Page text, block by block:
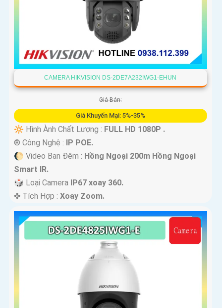
CAMERA HIKVISION DS-2DE7A232IWG1-EHUN
Giá Bán:
Giá Khuyến Mại: 5%-35%
🔆 Hình Ành Chất Lượng : FULL HD 1080P .
®️ Công Nghệ : IP POE.
🌔 Video Ban Đêm : Hồng Ngoại 200m Hồng Ngoại
Smart IR.
🎲 Loại Camera IP67 xoay 360.
️✤ Tích Hợp : Xoay Zoom.